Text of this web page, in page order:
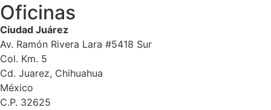
Oficinas
Ciudad Juárez
Av. Ramón Rivera Lara #5418 Sur
Col. Km. 5
Cd. Juarez, Chihuahua
México
C.P. 32625